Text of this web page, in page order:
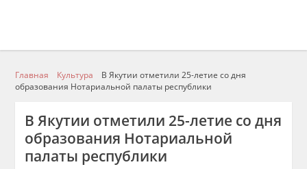
Главная Культура
В Якутии отметили 25-летие со дня
образования Нотариальной палаты республики
В Якутии отметили 25-летие со дня
образования Нотариальной
палаты республики